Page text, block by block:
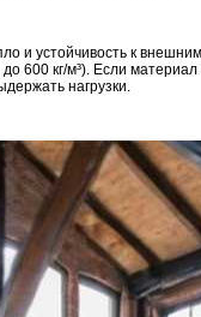
и устойчивость к
600 кг/м³). Если
нагрузки.